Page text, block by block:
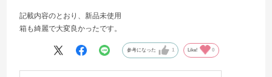
記載内容のとおり、新品未使用
箱も綺麗で大変良かったです。
参考になった 1 Like! 0